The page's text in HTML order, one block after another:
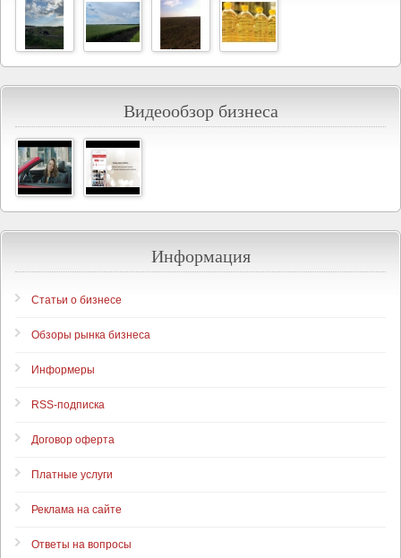
Видеообзор бизнеса
Информация
Статьи о бизнесе
Обзоры рынка бизнеса
Информеры
RSS-подписка
Договор оферта
Платные услуги
Реклама на сайте
Ответы на вопросы